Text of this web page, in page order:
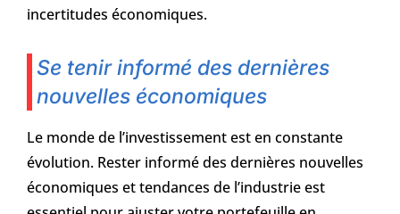
incertitudes économiques.
Se tenir informé des dernières
nouvelles économiques
Le monde de l’investissement est en constante
évolution. Rester informé des dernières nouvelles
économiques et tendances de l’industrie est